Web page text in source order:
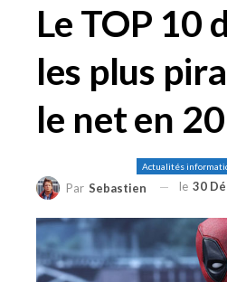
Le TOP 10
les plus
le net en
Actualités
Par Sebastien le 30